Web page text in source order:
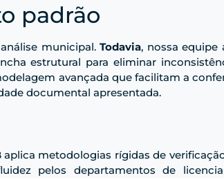
padrão
municipal.Todavia, nossa equipe
estrutural para eliminar
avançada que facilitam a
documental apresentada.
aplica metodologias rígidas de
pelos departamentos de